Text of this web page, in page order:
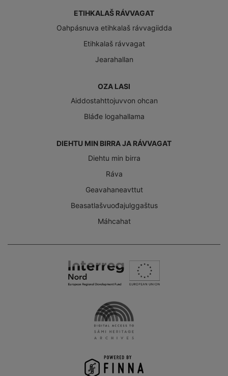
ETIHKALAŠ RÁVVAGAT
Oahpásnuva etihkalaš rávvagiidda
Etihkalaš rávvagat
Jearahallan
OZA LASI
Aiddostahttojuvvon ohcan
Bláđe logahallama
DIEHTU MIN BIRRA JA RÁVVAGAT
Diehtu min birra
Ráva
Geavahaneavttut
Beasatlašvuođajulggaštus
Máhcahat
the
Sámi
Archives